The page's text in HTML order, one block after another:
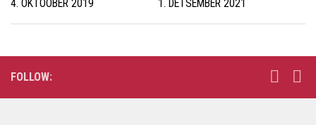
4. OKTOOBER 2019 1. DETSEMBER 2021
FOLLOW: